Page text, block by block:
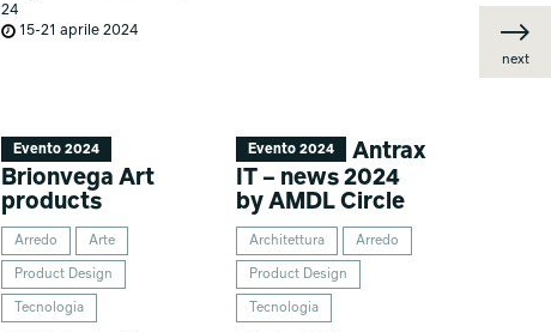
24
15-21 aprile 2024
Evento 2024
Brionvega Art
products
Arredo Arte
Product Design
Tecnologia
Evento 2024
Antrax
IT – news 2024
by AMDL Circle
Architettura Arredo
Product Design
Tecnologia
next